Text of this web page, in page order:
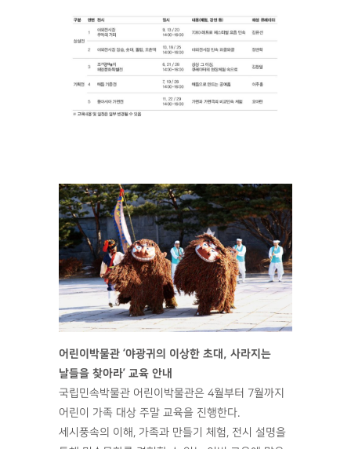
어린이박물관 ‘야광귀의 이상한 초대, 사라지는
날들을 찾아라’ 교육 안내
국립민속박물관 어린이박물관은 4월부터 7월까지
어린이 가족 대상 주말 교육을 진행한다.
세시풍속의 이해, 가족과 만들기 체험, 전시 설명을